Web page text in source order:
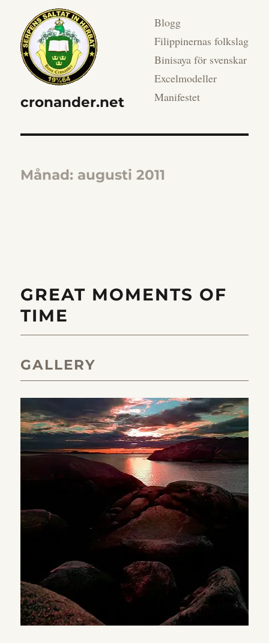
cronander.net
Blogg
Filippinernas folkslag
Binisaya för svenskar
Excelmodeller
Manifestet
Månad: augusti 2011
GREAT MOMENTS OF
TIME
GALLERY